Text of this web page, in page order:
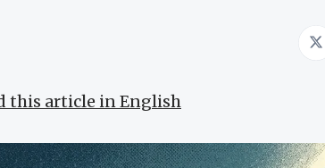
this article in English